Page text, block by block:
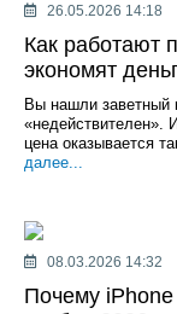
26.05.2026 14:18
Как работают
экономят
Вы нашли заветный
«недействителен».
цена оказывается
далее...
08.03.2026 14:32
Почему